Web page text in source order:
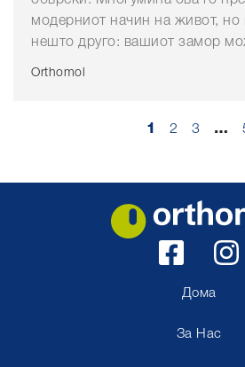
модерниот начин на живот, но
нешто друго: вашиот замор
Orthomol
1 2 3 …
Дома
За Нас